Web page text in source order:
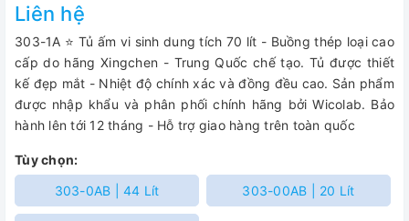
Liên hệ
303-1A ⭐ Tủ ấm vi sinh dung tích 70 lít - Buồng thép loại cao
cấp do hãng Xingchen - Trung Quốc chế tạo. Tủ được thiết
kế đẹp mắt - Nhiệt độ chính xác và đồng đều cao. Sản phẩm
được nhập khẩu và phân phối chính hãng bởi Wicolab. Bảo
hành lên tới 12 tháng - Hỗ trợ giao hàng trên toàn quốc
Tùy chọn:
303-0AB | 44 Lít
303-00AB | 20 Lít